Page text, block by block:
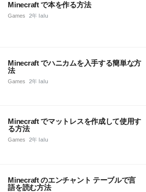
Minecraft で本を作る方法
Games 2年 lalu
Minecraft でハニカムを入手する簡単な方
法
Games 2年 lalu
Minecraft でマットレスを作成して使用す
る方法
Games 2年 lalu
Minecraft のエンチャント テーブルで言
語を読む方法